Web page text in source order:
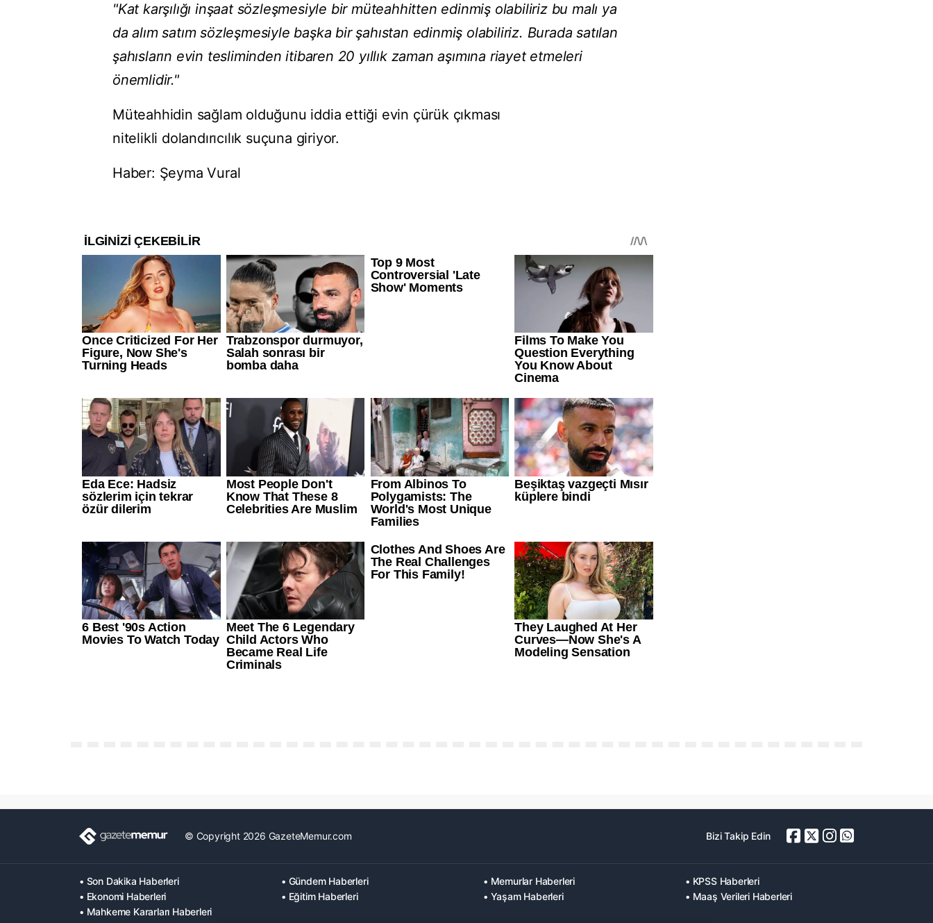
"Kat karşılığı inşaat sözleşmesiyle bir müteahhitten edinmiş olabiliriz bu malı ya
da alım satım sözleşmesiyle başka bir şahıstan edinmiş olabiliriz. Burada satılan
şahısların evin tesliminden itibaren 20 yıllık zaman aşımına riayet etmeleri
önemlidir."
Müteahhidin sağlam olduğunu iddia ettiği evin çürük çıkması
nitelikli dolandırıcılık suçuna giriyor.
Haber: Şeyma Vural
© Copyright 2026 GazeteMemur.com Bizi Takip Edin
• Son Dakika Haberleri • Gündem Haberleri • Memurlar Haberleri
• KPSS Haberleri
• Ekonomi Haberleri
• Eğitim Haberleri • Yaşam Haberleri
• Maaş Verileri Haberleri
• Mahkeme Kararları Haberleri